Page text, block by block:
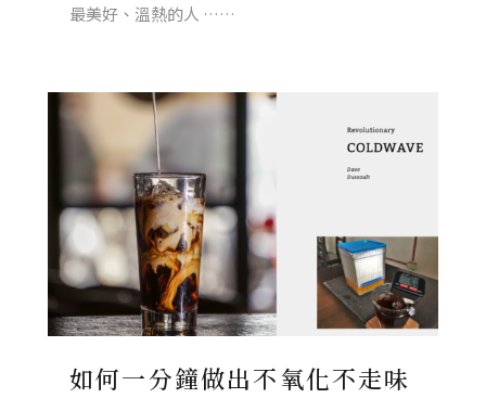
最美好、溫熱的人 ……
如何一分鐘做出不氧化不走味